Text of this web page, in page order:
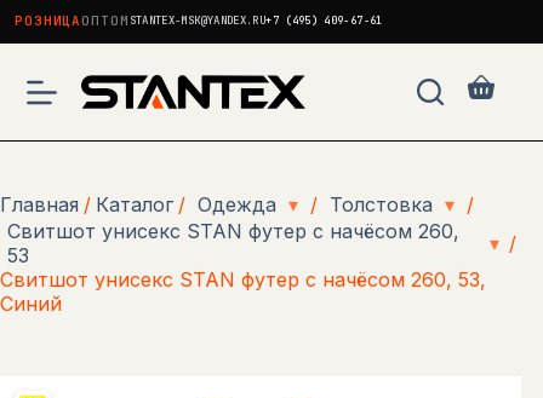
РОЗНИЦА ОПТОМ STANTEX-MSK@YANDEX.RU+7 (495) 409-67-61
сути
Главная / Каталог / Одежда ▾ / Толстовка ▾ /
Свитшот унисекс STAN футер с начёсом 260,
53
▾ /
Свитшот унисекс STAN футер с начёсом 260, 53,
Синий